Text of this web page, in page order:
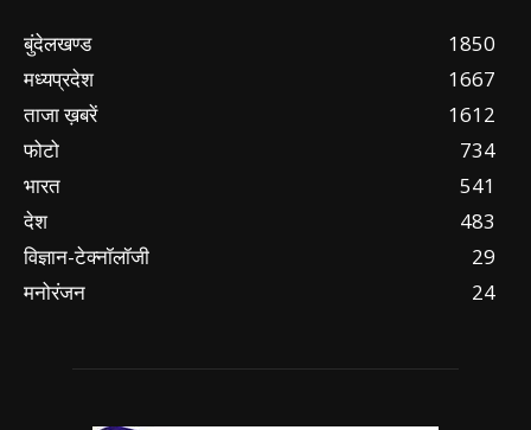
बुंदेलखण्ड
1850
मध्यप्रदेश
1667
ताजा ख़बरें
1612
फोटो
734
भारत
541
देश
483
विज्ञान-टेक्नॉलॉजी
29
मनोरंजन
24